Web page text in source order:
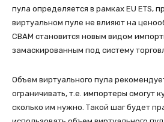
пула определяется в рамках EU ETS,
виртуальном пуле не влияют на
СВАМ становится новым видом
замаскированным под систему
Объем виртуального пула
ограничивать, т.е. импортеры смогут
сколько им нужно. Такой шаг будет